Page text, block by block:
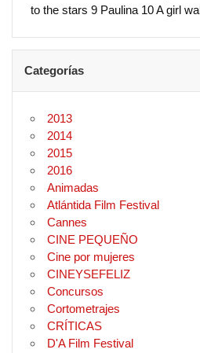
to the stars 9 Paulina 10 A girl
Categorías
2013
2014
2015
2016
Animadas
Atlántida Film Festival
Cannes
CINE PEQUEÑO
Cine por mujeres
CINEYSEFELIZ
Concursos
Cortometrajes
CRÍTICAS
D'A Film Festival